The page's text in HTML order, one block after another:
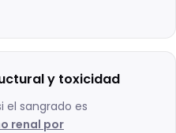
y toxicidad
el sangrado es
renal por